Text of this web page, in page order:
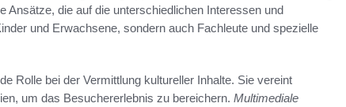
die auf die unterschiedlichen Interessen und
und Erwachsene, sondern auch Fachleute und spezielle
Rolle bei der Vermittlung kultureller Inhalte. Sie vereint
um das Besuchererlebnis zu bereichern. Multimediale